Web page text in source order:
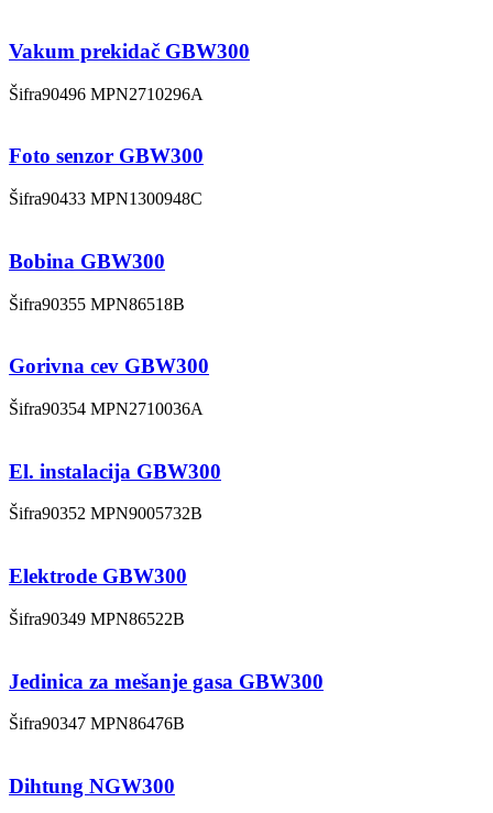
Vakum prekidač GBW300
Šifra90496 MPN2710296A
Foto senzor GBW300
Šifra90433 MPN1300948C
Bobina GBW300
Šifra90355 MPN86518B
Gorivna cev GBW300
Šifra90354 MPN2710036A
El. instalacija GBW300
Šifra90352 MPN9005732B
Elektrode GBW300
Šifra90349 MPN86522B
Jedinica za mešanje gasa GBW300
Šifra90347 MPN86476B
Dihtung NGW300